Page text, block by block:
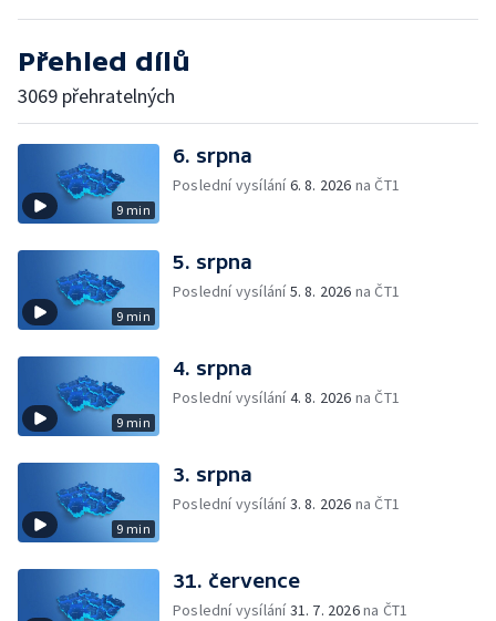
Přehled dílů
3069 přehratelných
9 min
6. srpna
Poslední vysílání6. 8. 2026 na ČT1
9 min
5. srpna
Poslední vysílání5. 8. 2026 na ČT1
9 min
4. srpna
Poslední vysílání4. 8. 2026 na ČT1
9 min
3. srpna
Poslední vysílání3. 8. 2026 na ČT1
31. července
Poslední vysílání31. 7. 2026na ČT1